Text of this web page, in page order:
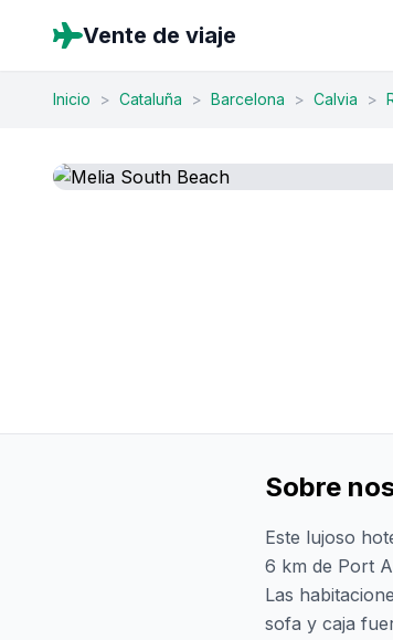
Vente de viaje
Inicio > Cataluña > Barcelona > Calvia >
Sobre
Este lujoso
6 km de Port
Las
sofa y caja